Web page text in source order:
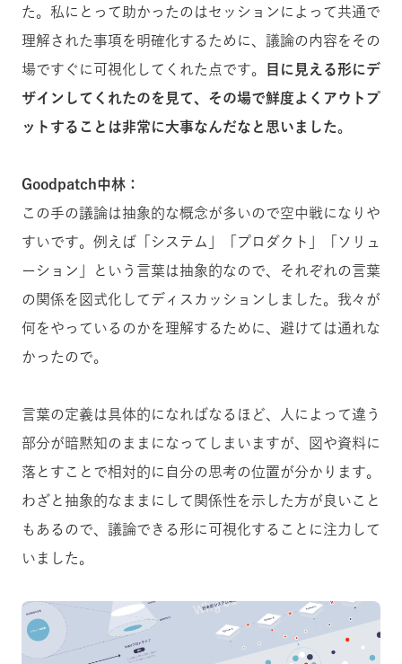
た。私にとって助かったのはセッションによって共通で
理解された事項を明確化するために、議論の内容をその
場ですぐに可視化してくれた点です。
目に見える形にデ
ザインしてくれたのを見て、その場で鮮度よくアウトプ
ットすることは非常に大事なんだなと思いました。
Goodpatch中林：
この手の議論は抽象的な概念が多いので空中戦になりや
すいです。例えば「システム」「プロダクト」「ソリュ
ーション」という言葉は抽象的なので、それぞれの言葉
の関係を図式化してディスカッションしました。我々が
何をやっているのかを理解するために、避けては通れな
かったので。
言葉の定義は具体的になればなるほど、人によって違う
部分が暗黙知のままになってしまいますが、図や資料に
落とすことで相対的に自分の思考の位置が分かります。
わざと抽象的なままにして関係性を示した方が良いこと
もあるので、議論できる形に可視化することに注力して
いました。